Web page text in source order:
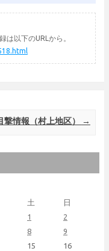
は以下のURLから。
撃情報（村上地区） →
土 日
1
2
8
9
15
16